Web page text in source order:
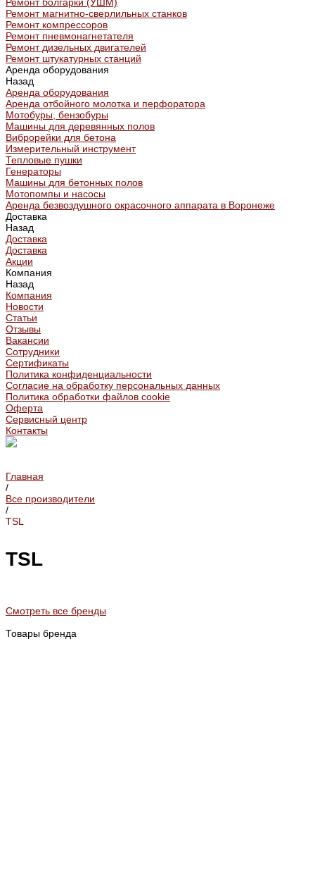
Ремонт магнитно-сверлильных станков
Ремонт компрессоров
Ремонт пневмонагнетателя
Ремонт дизельных двигателей
Ремонт штукатурных станций
Аренда оборудования
Назад
Аренда оборудования
Аренда отбойного молотка и перфоратора
Мотобуры, бензобуры
Машины для деревянных полов
Виброрейки для бетона
Измерительный инструмент
Тепловые пушки
Генераторы
Машины для бетонных полов
Мотопомпы и насосы
Аренда безвоздушного окрасочного аппарата в Воронеже
Доставка
Назад
Доставка
Доставка
Акции
Компания
Назад
Компания
Новости
Статьи
Отзывы
Вакансии
Сотрудники
Сертификаты
Политика конфиденциальности
Согласие на обработку персональных данных
Политика обработки файлов cookie
Оферта
Сервисный центр
Контакты
Главная
/
Все производители
/
TSL
TSL
Смотреть все бренды
Товары бренда